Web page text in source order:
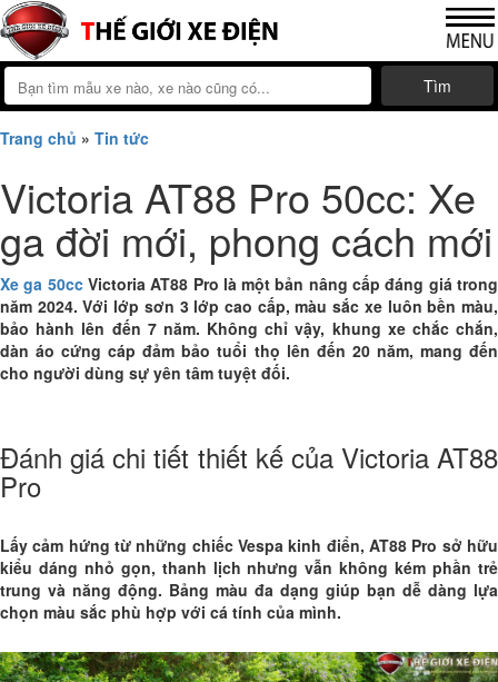
Tìm
Trang chủ » Tin tức
Victoria AT88 Pro 50cc: Xe
ga đời mới, phong cách mới
Xe ga 50ccVictoria AT88 Pro là một bản nâng cấp đáng giá trong
năm 2024. Với lớp sơn 3 lớp cao cấp, màu sắc xe luôn bền màu,
bảo hành lên đến 7 năm. Không chỉ vậy, khung xe chắc chắn,
dàn áo cứng cáp đảm bảo tuổi thọ lên đến 20 năm, mang đến
cho người dùng sự yên tâm tuyệt đối.
Đánh giá chi tiết thiết kế của Victoria AT88
Pro
Lấy cảm hứng từ những chiếc Vespa kinh điển, AT88 Pro sở hữu
kiểu dáng nhỏ gọn, thanh lịch nhưng vẫn không kém phần trẻ
trung và năng động. Bảng màu đa dạng giúp bạn dễ dàng lựa
chọn màu sắc phù hợp với cá tính của mình.